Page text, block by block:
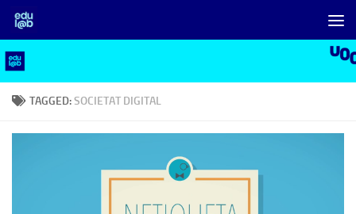
Skip to content
TAGGED:SOCIETAT DIGITAL